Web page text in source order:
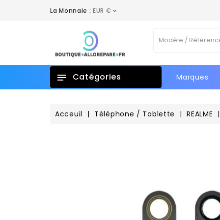
La Monnaie : EUR €
Catégories Marques
Acceuil Téléphone / Tablette REALME